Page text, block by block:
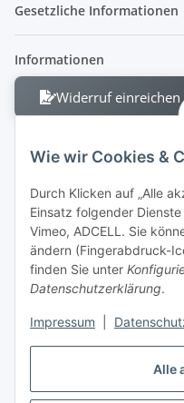
Alle
Wie wir Cookies &
Durch Klicken auf „Alle
Einsatz folgender
Vimeo, ADCELL. Sie
ändern (Fingerabdruck-
finden Sie unter
Datenschutzerklärung.
Impressum
Gesetzliche Informationen
Informationen
Widerruf einreichen
Berliner Allee 38
13088 Berlin
Shop +49 30 4280 2070
Fax +49 30 4280 2071